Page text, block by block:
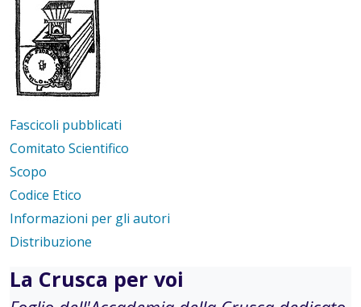
Fascicoli pubblicati
Comitato Scientifico
Scopo
Codice Etico
Informazioni per gli autori
Distribuzione
La Crusca per voi